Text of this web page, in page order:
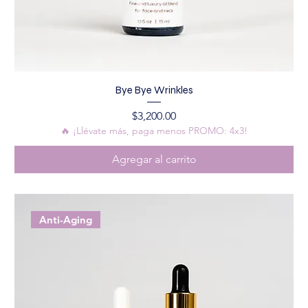
Bye Bye Wrinkles
Precio
$3,200.00
🔥 ¡Llévate más, paga menos PROMO: 4x3!
Agregar al carrito
Anti-Aging